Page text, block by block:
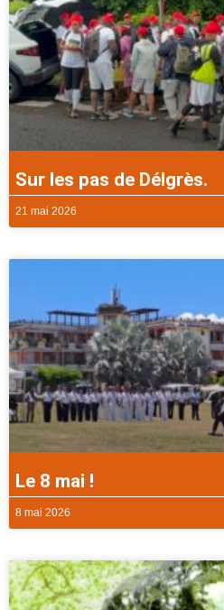
Sur les pas de Délgrès.
21 mai 2026
Le 8 mai !
8 mai 2026